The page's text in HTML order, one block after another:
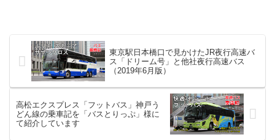
東京駅日本橋口で見かけたJR夜行高速バ
ス「ドリーム号」と他社夜行高速バス
（2019年6月版）
高松エクスプレス「フットバス」神戸う
どん線の乗車記を「バスとりっぷ」様に
て紹介しています